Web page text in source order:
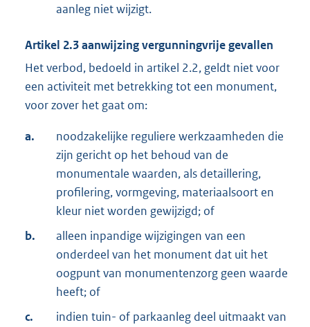
aanleg niet wijzigt.
Artikel 2.3aanwijzing vergunningvrije gevallen
Het verbod, bedoeld in artikel 2.2, geldt niet voor
een activiteit met betrekking tot een monument,
voor zover het gaat om:
a.
noodzakelijke reguliere werkzaamheden die
zijn gericht op het behoud van de
monumentale waarden, als detaillering,
profilering, vormgeving, materiaalsoort en
kleur niet worden gewijzigd; of
b.
alleen inpandige wijzigingen van een
onderdeel van het monument dat uit het
oogpunt van monumentenzorg geen waarde
heeft; of
c.
indien tuin- of parkaanleg deel uitmaakt van